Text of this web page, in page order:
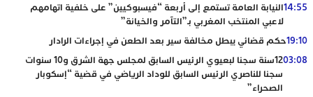
14:55النيابة العامة تستمع إلى أربعة “فيسبوكيين” على خلفية اتهامهم
لاعبي المنتخب المغربي بـ”التآمر والخيانة”
19:10حكم قضائي يبطل مخالفة سير بعد الطعن في إجراءات الرادار
03:08
12سنة سجنا لبعيوي الرئيس السابق لمجلس جهة الشرق و10 سنوات
سجنا للناصري الرئيس السابق للوداد الرياضي في قضية “إسكوبار
الصحراء”